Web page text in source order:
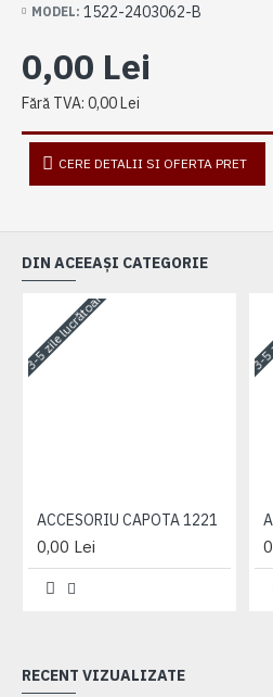
MODEL: 1522-2403062-B
0,00 Lei
Fără TVA: 0,00 Lei
CERE DETALII SI OFERTA PRET
DIN ACEEAȘI CATEGORIE
3-5 zile lucrătoare
ACCESORIU CAPOTA 1221
0,00 Lei
RECENT VIZUALIZATE